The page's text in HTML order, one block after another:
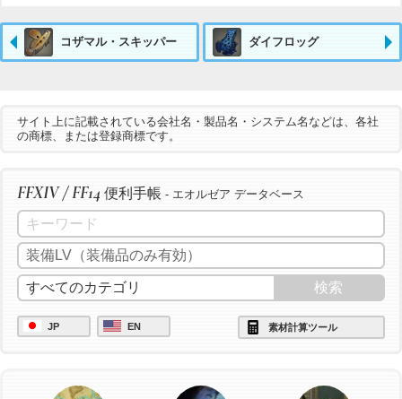
コザマル・スキッパー ダイフロッグ
サイト上に記載されている会社名・製品名・システム名などは、各社
の商標、または登録商標です。
FFXIV / FF14 便利手帳 - エオルゼア データベース
JP EN 素材計算ツール